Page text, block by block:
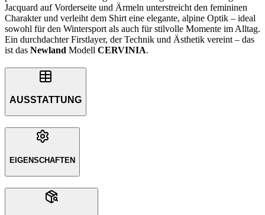
Jacquard auf Vorderseite und Ärmeln unterstreicht den femininen
Charakter und verleiht dem Shirt eine elegante, alpine Optik – ideal
sowohl für den Wintersport als auch für stilvolle Momente im Alltag.
Ein durchdachter Firstlayer, der Technik und Ästhetik vereint – das
ist das Newland Modell CERVINIA.
AUSSTATTUNG
EIGENSCHAFTEN